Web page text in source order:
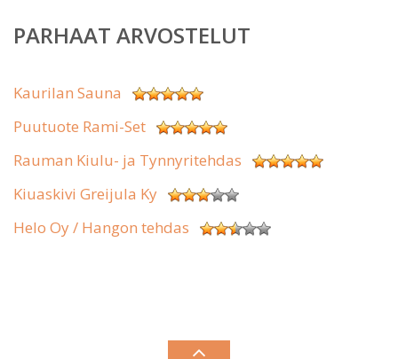
PARHAAT ARVOSTELUT
Kaurilan Sauna
Puutuote Rami-Set
Rauman Kiulu- ja Tynnyritehdas
Kiuaskivi Greijula Ky
Helo Oy / Hangon tehdas